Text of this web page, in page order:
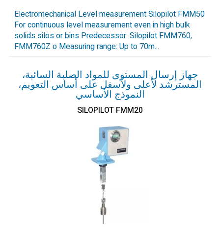
Electromechanical Level measurement Silopilot FMM50
For continuous level measurement even in high bulk
solids silos or bins Predecessor: Silopilot FMM760,
FMM760Z o Measuring range: Up to 70m...
جهاز إرسال المستوى للمواد الصلبة السائبة،
المسترشد لأعلى ولأسفل على أساس التعويم،
النموذج الأساسي
SILOPILOT FMM20